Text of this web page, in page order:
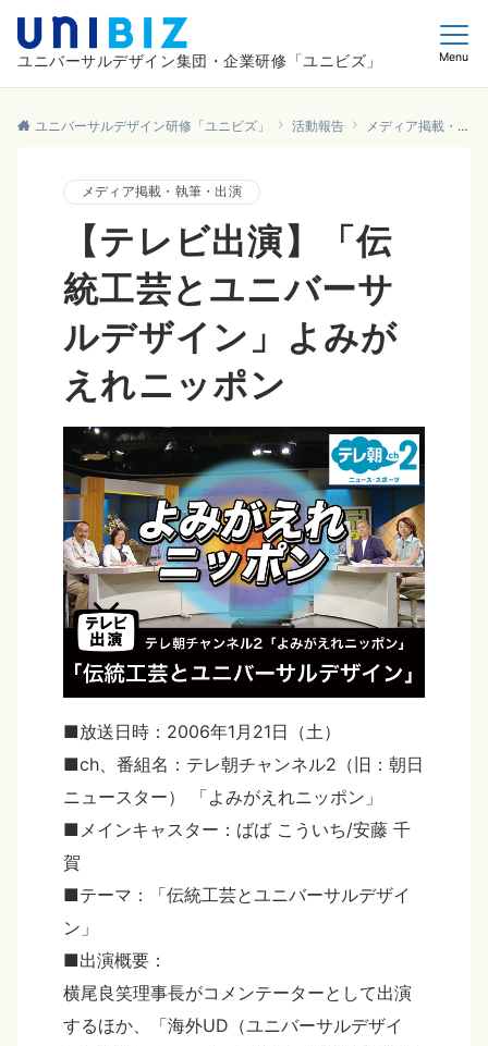
ユニバーサルデザイン集団・企業研修「ユニビズ」 Menu
ユニバーサルデザイン研修「ユニビズ」 活動報告 メディア掲載・執筆・出演
メディア掲載・執筆・出演
【テレビ出演】「伝
統工芸とユニバーサ
ルデザイン」よみが
えれニッポン
■放送日時：2006年1月21日（土）
■ch、番組名：テレ朝チャンネル2（旧：朝日
ニュースター） 「よみがえれニッポン」
■メインキャスター：ばば こういち/安藤 千
賀
■テーマ：「伝統工芸とユニバーサルデザイ
ン」
■出演概要：
横尾良笑理事長がコメンテーターとして出演
するほか、「海外UD（ユニバーサルデザイ